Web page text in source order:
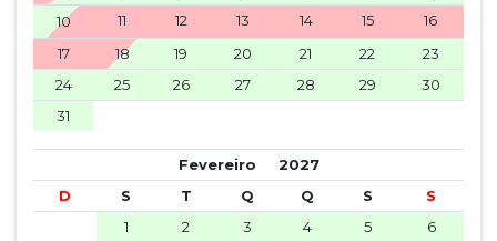
10
11 12 13 14 15
16
17
18 19 20 21 22
23
24
25 26 27 28 29
30
31
Fevereiro 2027
D
S T Q Q S
S
1
2 3 4 5
6